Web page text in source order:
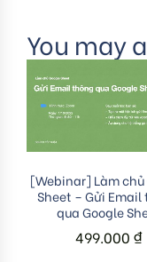
You may
Add to cart
[Webinar] Làm chủ
Sheet – Gửi Email
qua Google
499.000₫